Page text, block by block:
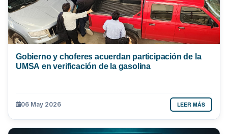
Gobierno y choferes acuerdan participación de la
UMSA en verificación de la gasolina
06 May 2026 LEER MÁS